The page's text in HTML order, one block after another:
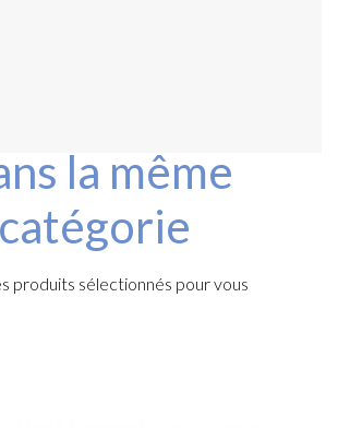
la même
catégorie
produits sélectionnés pour vous